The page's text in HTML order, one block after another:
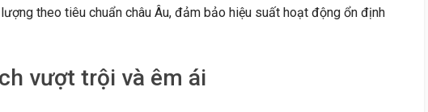
theo tiêu chuẩn châu Âu, đảm bảo hiệu suất hoạt động ổn định
vượt trội và êm ái